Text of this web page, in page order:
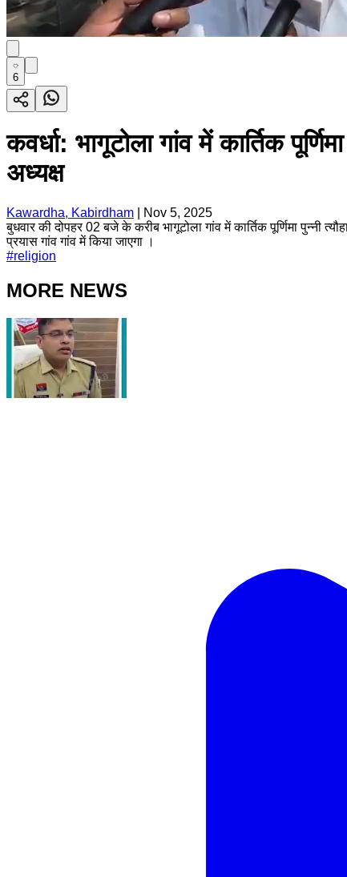
6
कवर्धा: भागूटोला गांव में कार्तिक
अध्यक्ष
Kawardha, Kabirdham
Nov 5, 2025
बुधवार की दोपहर 02 बजे के करीब भागूटोला गांव में कार्तिक पूर्णिमा पुन्नी
प्रयास गांव गांव में किया जाएगा ।
#religion
MORE NEWS